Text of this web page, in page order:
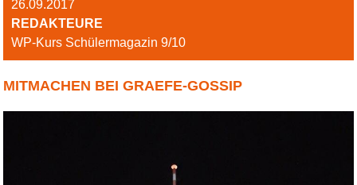
26.09.2017
REDAKTEURE
WP-Kurs Schülermagazin 9/10
MITMACHEN BEI GRAEFE-GOSSIP